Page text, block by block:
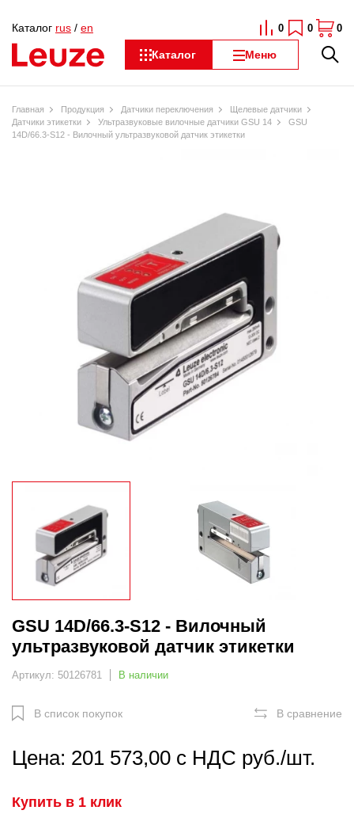
Каталог Меню
Каталог rus / en 0 0 0
Главная Продукция Датчики переключения
Щелевые датчики
Датчики этикетки
Ультразвуковые вилочные датчики GSU 14
GSU
14D/66.3-S12 - Вилочный ультразвуковой датчик этикетки
GSU 14D/66.3-S12 - Вилочный
ультразвуковой датчик этикетки
Артикул: 50126781 В наличии
В список покупок В сравнение
Цена: 201 573,00 с НДС руб./шт.
Купить в 1 клик